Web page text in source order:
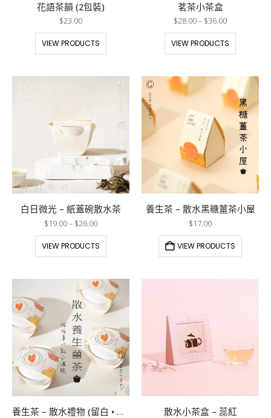
花語茶韻 (2包裝)
$23.00
VIEW PRODUCTS
茗茶小茶盒
$28.00– $36.00
VIEW PRODUCTS
白日微光 – 紙蓋碗散水茶
$19.00– $26.00
VIEW PRODUCTS
養生茶 – 散水黑糖薑茶小屋
$17.00
VIEW PRODUCTS
養生茶 – 散水禮物 (留白 • 紙蓋碗 ) 散水小茶盒 – 蕊紅